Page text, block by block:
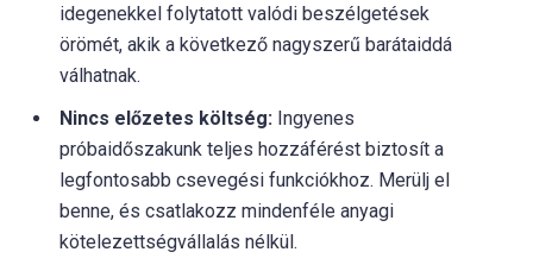
idegenekkel folytatott valódi beszélgetések
örömét, akik a következő nagyszerű barátaiddá
válhatnak.
Nincs előzetes költség: Ingyenes
próbaidőszakunk teljes hozzáférést biztosít a
legfontosabb csevegési funkciókhoz. Merülj el
benne, és csatlakozz mindenféle anyagi
kötelezettségvállalás nélkül.